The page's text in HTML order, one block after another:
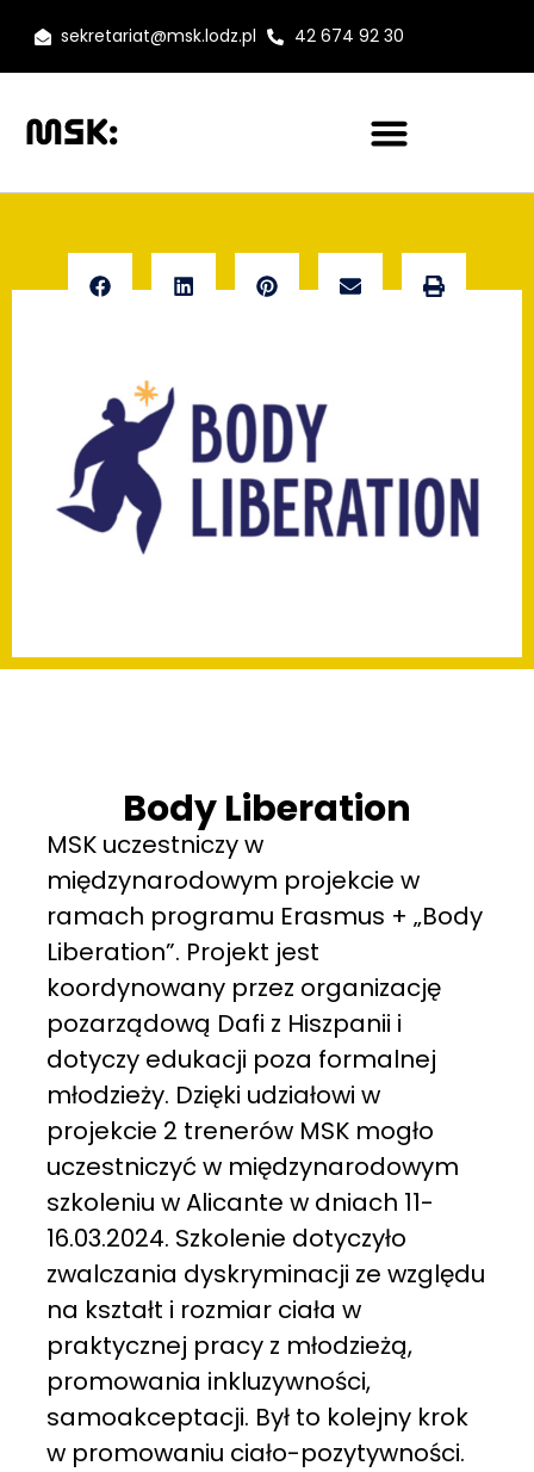
sekretariat@msk.lodz.pl 42 674 92 30
Body Liberation
MSK uczestniczy w
międzynarodowym projekcie w
ramach programu Erasmus + „Body
Liberation”. Projekt jest
koordynowany przez organizację
pozarządową Dafi z Hiszpanii i
dotyczy edukacji poza formalnej
młodzieży. Dzięki udziałowi w
projekcie 2 trenerów MSK mogło
uczestniczyć w międzynarodowym
szkoleniu w Alicante w dniach 11-
16.03.2024. Szkolenie dotyczyło
zwalczania dyskryminacji ze względu
na kształt i rozmiar ciała w
praktycznej pracy z młodzieżą,
promowania inkluzywności,
samoakceptacji. Był to kolejny krok
w promowaniu ciało-pozytywności.